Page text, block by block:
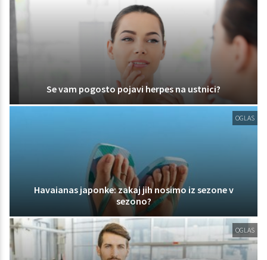
Se vam pogosto pojavi herpes na ustnici?
OGLAS
Havaianas japonke: zakaj jih nosimo iz sezone v
sezono?
OGLAS